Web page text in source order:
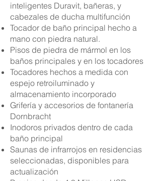
inteligentes Duravit, bañeras, y
cabezales de ducha multifunción
Tocador de baño principal hecho a
mano con piedra natural.
Pisos de piedra de mármol en los
baños principales y en los tocadores
Tocadores hechos a medida con
espejo retroiluminado y
almacenamiento incorporado
Grifería y accesorios de fontanería
Dornbracht
Inodoros privados dentro de cada
baño principal
Saunas de infrarrojos en residencias
seleccionadas, disponibles para
actualización